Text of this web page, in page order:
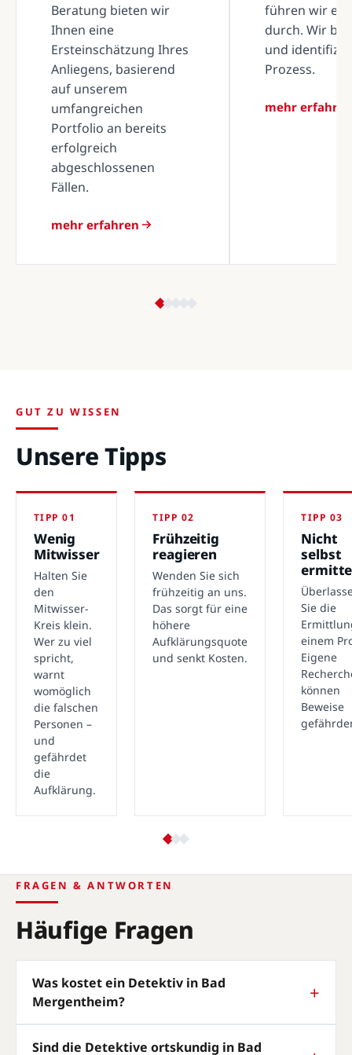
Beratung bieten wir
Ihnen eine
Ersteinschätzung Ihres
Anliegens, basierend
auf unserem
umfangreichen
Portfolio an bereits
erfolgreich
abgeschlossenen
Fällen.
mehr erfahren
führen wir
durch. Wir
und
Prozess.
mehr erfahren
GUT ZU WISSEN
Unsere Tipps
TIPP 01
Wenig
Mitwisser
Halten Sie
den
Mitwisser-
Kreis klein.
Wer zu viel
spricht,
warnt
womöglich
die falschen
Personen –
und
gefährdet
die
Aufklärung.
TIPP 02
Frühzeitig
reagieren
Wenden Sie sich
frühzeitig an uns.
Das sorgt für eine
höhere
Aufklärungsquote
und senkt Kosten.
TIPP 03
Nicht
selbst
Sie die
einem
Eigene
können
Beweise
FRAGEN & ANTWORTEN
Häufige Fragen
Was kostet ein Detektiv in Bad
Mergentheim?
Sind die Detektive ortskundig in Bad